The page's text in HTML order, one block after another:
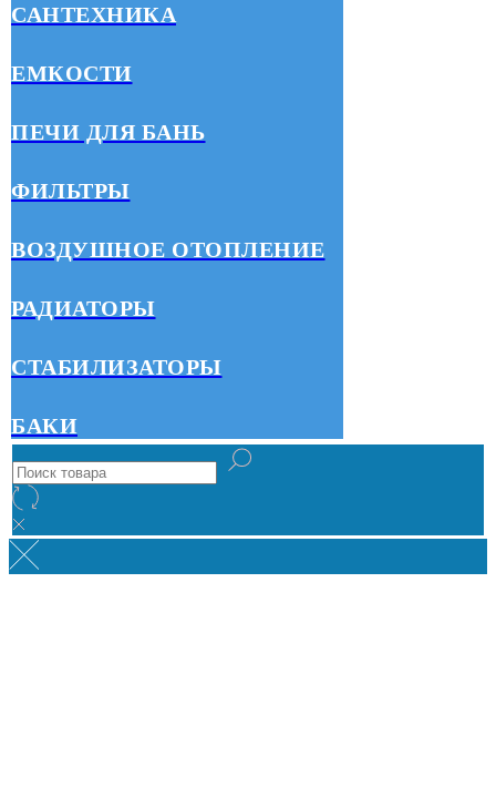
САНТЕХНИКА
ЕМКОСТИ
ПЕЧИ ДЛЯ БАНЬ
ФИЛЬТРЫ
ВОЗДУШНОЕ ОТОПЛЕНИЕ
РАДИАТОРЫ
СТАБИЛИЗАТОРЫ
БАКИ